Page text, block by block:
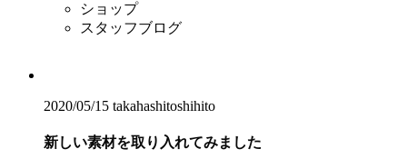
ショップ
スタッフブログ
2020/05/15 takahashitoshihito
新しい素材を取り入れてみました